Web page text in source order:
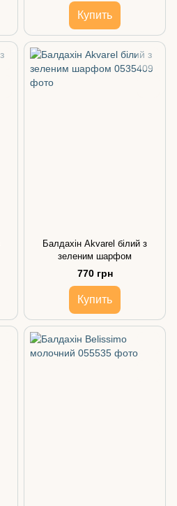
Купить
Балдахін Akvarel білий з
зеленим шарфом
770 грн
Купить